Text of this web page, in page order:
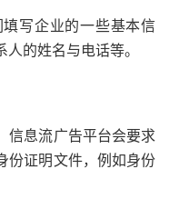
写企业的一些基本信
的姓名与电话等。
信息流广告平台会要求
份证明文件，例如身份